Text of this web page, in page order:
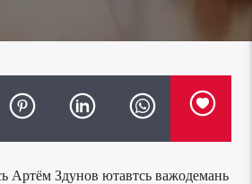
Артём Здунов ютавтсь важодемань